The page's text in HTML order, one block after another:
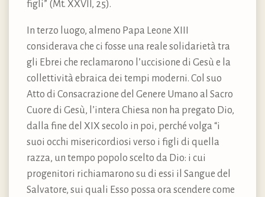
figli” (Mt. XXVII, 25).
In terzo luogo, almeno Papa Leone XIII
considerava che ci fosse una reale solidarietà tra
gli Ebrei che reclamarono l’uccisione di Gesù e la
collettività ebraica dei tempi moderni. Col suo
Atto di Consacrazione del Genere Umano al Sacro
Cuore di Gesù, l’intera Chiesa non ha pregato Dio,
dalla fine del XIX secolo in poi, perché volga “i
suoi occhi misericordiosi verso i figli di quella
razza, un tempo popolo scelto da Dio: i cui
progenitori richiamarono su di essi il Sangue del
Salvatore, sui quali Esso possa ora scendere come